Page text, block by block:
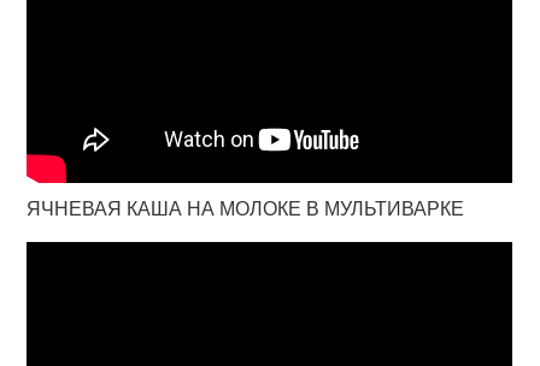
ЯЧНЕВАЯ КАША НА МОЛОКЕ В МУЛЬТИВАРКЕ